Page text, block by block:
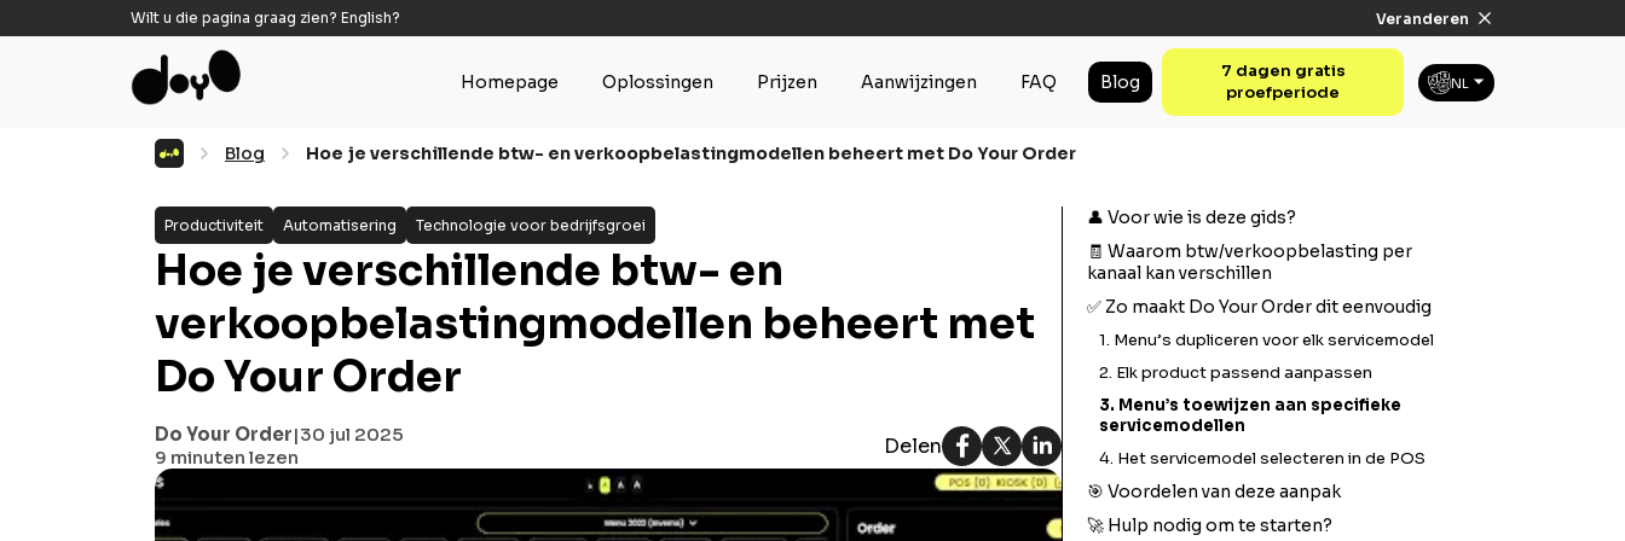
Wilt u die pagina graag zien? English? Veranderen
Homepage Oplossingen Prijzen Aanwijzingen FAQ Blog
7 dagen gratis
proefperiode
NL
Blog Hoe je verschillende btw- en verkoopbelastingmodellen beheert met Do Your Order
Productiviteit Automatisering Technologie voor bedrijfsgroei
Hoe je verschillende btw- en
verkoopbelastingmodellen beheert met
Do Your Order
Do Your Order|30 jul 2025
9 minuten lezen Delen
👤 Voor wie is deze gids?
🧾 Waarom btw/verkoopbelasting per
kanaal kan verschillen
✅ Zo maakt Do Your Order dit eenvoudig
1. Menu’s dupliceren voor elk servicemodel
2. Elk product passend aanpassen
3. Menu’s toewijzen aan specifieke
servicemodellen
4. Het servicemodel selecteren in de POS
🎯 Voordelen van deze aanpak
🚀 Hulp nodig om te starten?